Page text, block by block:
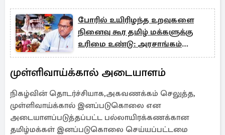
போரில் உயிரிழந்த உறவுகளை
நினைவு கூர தமிழ் மக்களுக்கு
உரிமை உண்டு: அரசாங்கம்
அறிவிப்பு
முள்ளிவாய்க்கால் அடையாளம்
நிகழ்வின் தொடர்ச்சியாக,அகவணக்கம் செலுத்த,
முள்ளிவாய்க்கால் இனப்படுகொலை என
அடையாளப்படுத்தப்பட்ட பல்லாயிரக்கணக்கான
தமிழ்மக்கள் இனப்படுகொலை செய்யப்பட்டமை